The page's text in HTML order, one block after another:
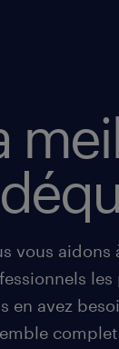
vous aidons
en avez